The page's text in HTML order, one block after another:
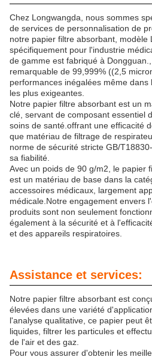
Chez Longwangda, nous sommes
de services de personnalisation de
notre papier filtre absorbant, modèle
spécifiquement pour l'industrie
de gamme est fabriqué à
remarquable de 99,999% ((2,5
performances inégalées même dans
les plus exigeantes.
Notre papier filtre absorbant est un
clé, servant de composant essentiel
soins de santé.offrant une efficacité
que matériau de filtrage de
norme de sécurité stricte GB/
sa fiabilité.
Avec un poids de 90 g/m2, le papier
est un matériau de base dans la
accessoires médicaux, largement
médicale.Notre engagement envers
produits sont non seulement
également à la sécurité et à
et des appareils respiratoires.
Assistance et services:
Notre papier filtre absorbant est
élevées dans une variété
l'analyse qualitative, ce papier peut
liquides, filtrer les particules et
de l'air et des gaz.
Pour vous assurer d'obtenir les